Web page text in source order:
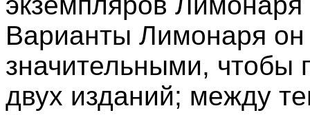
Варианты Лимонаря он
значительными, чтобы
двух изданий; между